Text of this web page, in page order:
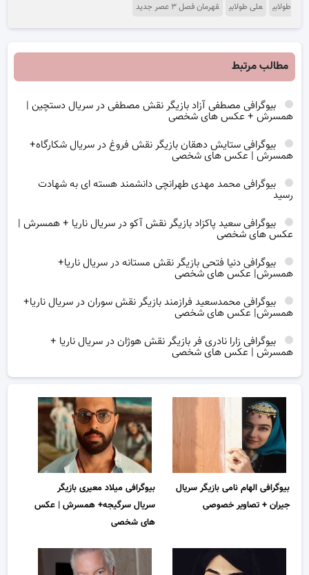
طولابی
علی طولابی قهرمان فصل ۳ عصر جدید
مطالب مرتبط
بیوگرافی مصطفی آزاد بازیگر نقش مصطفی در سریال دستچین |
همسرش + عکس های شخصی
بیوگرافی ستایش دهقان بازیگر نقش فروغ در سریال شکارگاه+
همسرش | عکس های شخصی
بیوگرافی محمد مهدی طهرانچی دانشمند هسته ای به شهادت
رسید
بیوگرافی سعید پاکزاد بازیگر نقش آکو در سریال ناریا + همسرش |
عکس های شخصی
بیوگرافی دنیا فتحی بازیگر نقش مستانه در سریال ناریا+
همسرش| عکس های شخصی
بیوگرافی محمدسعید فرازمند بازیگر نقش سوران در سریال ناریا+
همسرش| عکس های شخصی
بیوگرافی زارا نادری فر بازیگر نقش هوژان در سریال ناریا +
همسرش | عکس های شخصی
بیوگرافی الهام نامی بازیگر سریال
جیران + تصاویر خصوصی
بیوگرافی میلاد معیری بازیگر
سریال سرگیجه+ همسرش | عکس
های شخصی